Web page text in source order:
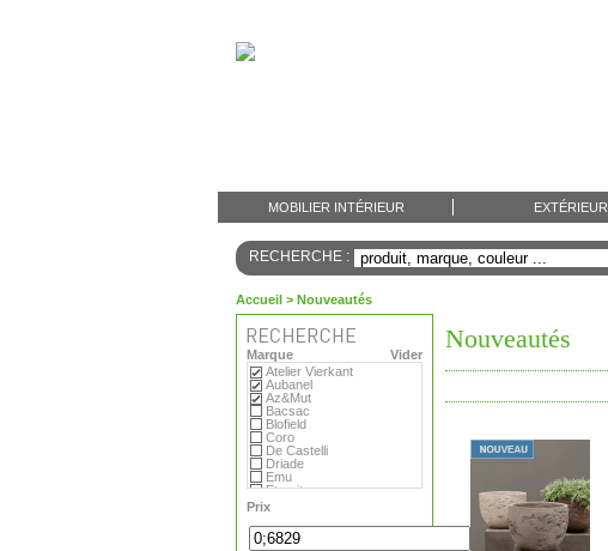
MOBILIER INTÉRIEUR EXTÉRIEUR
RECHERCHE :
Accueil > Nouveautés
Vider
Marque
Atelier Vierkant
Aubanel
Az&Mut
Bacsac
Blofield
Coro
De Castelli
Driade
Emu
Eternit
Eva Solo
Extremis
Fermob
Flora
Prix
Nouveautés